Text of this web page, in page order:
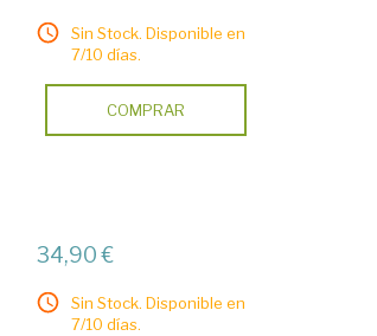
Sin Stock. Disponible en
7/10 días.
COMPRAR
34,90 €
Sin Stock. Disponible en
7/10 días.